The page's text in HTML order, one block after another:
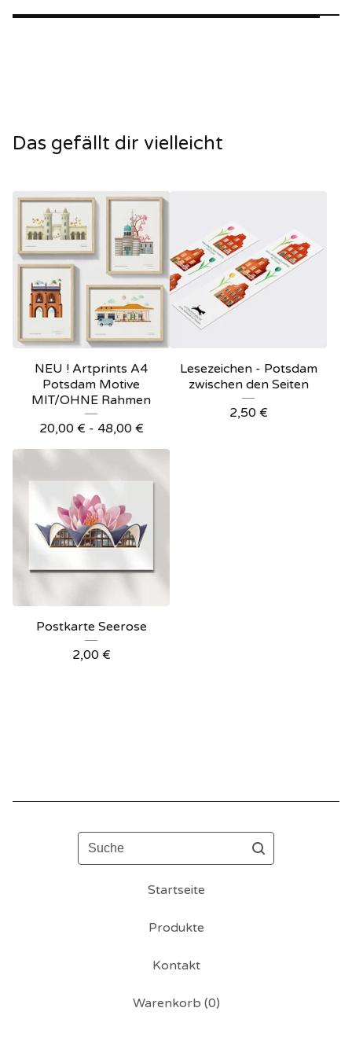
Das gefällt dir vielleicht
NEU ! Artprints A4
Potsdam Motive
MIT/OHNE Rahmen
20,00 € - 48,00 €
Lesezeichen - Potsdam
zwischen den Seiten
2,50 €
Postkarte Seerose
2,00 €
Suche
Startseite
Produkte
Kontakt
Warenkorb (0)